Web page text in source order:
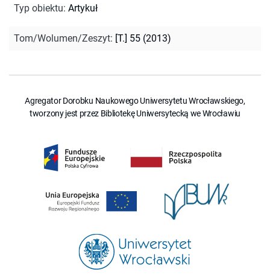
Typ obiektu: Artykuł
Tom/Wolumen/Zeszyt: [T.] 55 (2013)
Agregator Dorobku Naukowego Uniwersytetu Wrocławskiego,
tworzony jest przez Bibliotekę Uniwersytecką we Wrocławiu